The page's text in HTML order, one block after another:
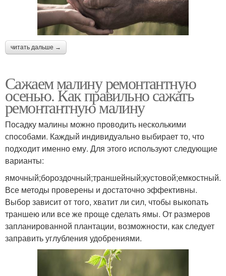
читать дальше →
Сажаем малину ремонтантную
осенью. Как правильно сажать
ремонтантную малину
Посадку малины можно проводить несколькими
способами. Каждый индивидуально выбирает то, что
подходит именно ему. Для этого используют следующие
варианты:
ямочный;бороздочный;траншейный;кустовой;емкостный.
Все методы проверены и достаточно эффективны.
Выбор зависит от того, хватит ли сил, чтобы выкопать
траншею или все же проще сделать ямы. От размеров
запланированной плантации, возможности, как следует
заправить углубления удобрениями.